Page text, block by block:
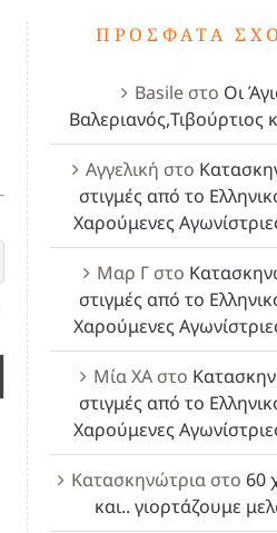
ΠΡΌΣΦΑΤΑ
Basileστο Οι
Βαλεριανός,Τιβούρτιος
Αγγελική στο
στιγμές από το
Χαρούμενες
Μαρ Γστο
στιγμές από το
Χαρούμενες
Μία ΧΑστο
στιγμές από το
Χαρούμενες
Κατασκηνώτριαστο 60
και.. γιορτάζουμε